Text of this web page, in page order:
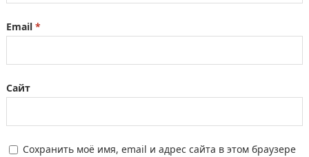
Email *
Сайт
Сохранить моё имя, email и адрес сайта в этом браузере